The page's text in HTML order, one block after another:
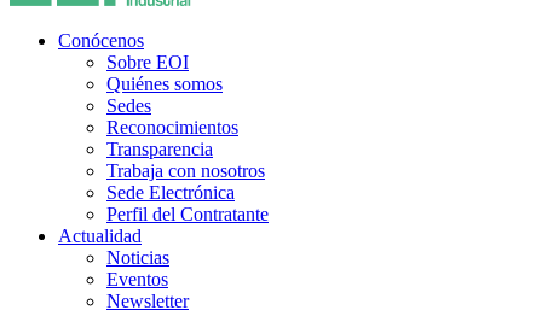
Conócenos
Sobre EOI
Quiénes somos
Sedes
Reconocimientos
Transparencia
Trabaja con nosotros
Sede Electrónica
Perfil del Contratante
Actualidad
Noticias
Eventos
Newsletter